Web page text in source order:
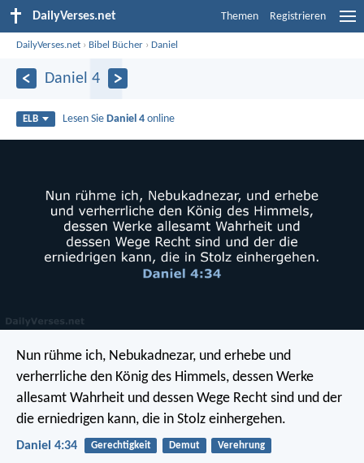
DailyVerses.net Themen Registrieren
DailyVerses.net › Bibel Bücher ›Daniel
Daniel 4
ELB Lesen Sie Daniel 4 online
Nun rühme ich, Nebukadnezar, und erhebe und
verherrliche den König des Himmels, dessen Werke
allesamt Wahrheit und dessen Wege Recht sind und der
die erniedrigen kann, die in Stolz einhergehen.
Daniel 4:34 Gerechtigkeit Demut Verehrung